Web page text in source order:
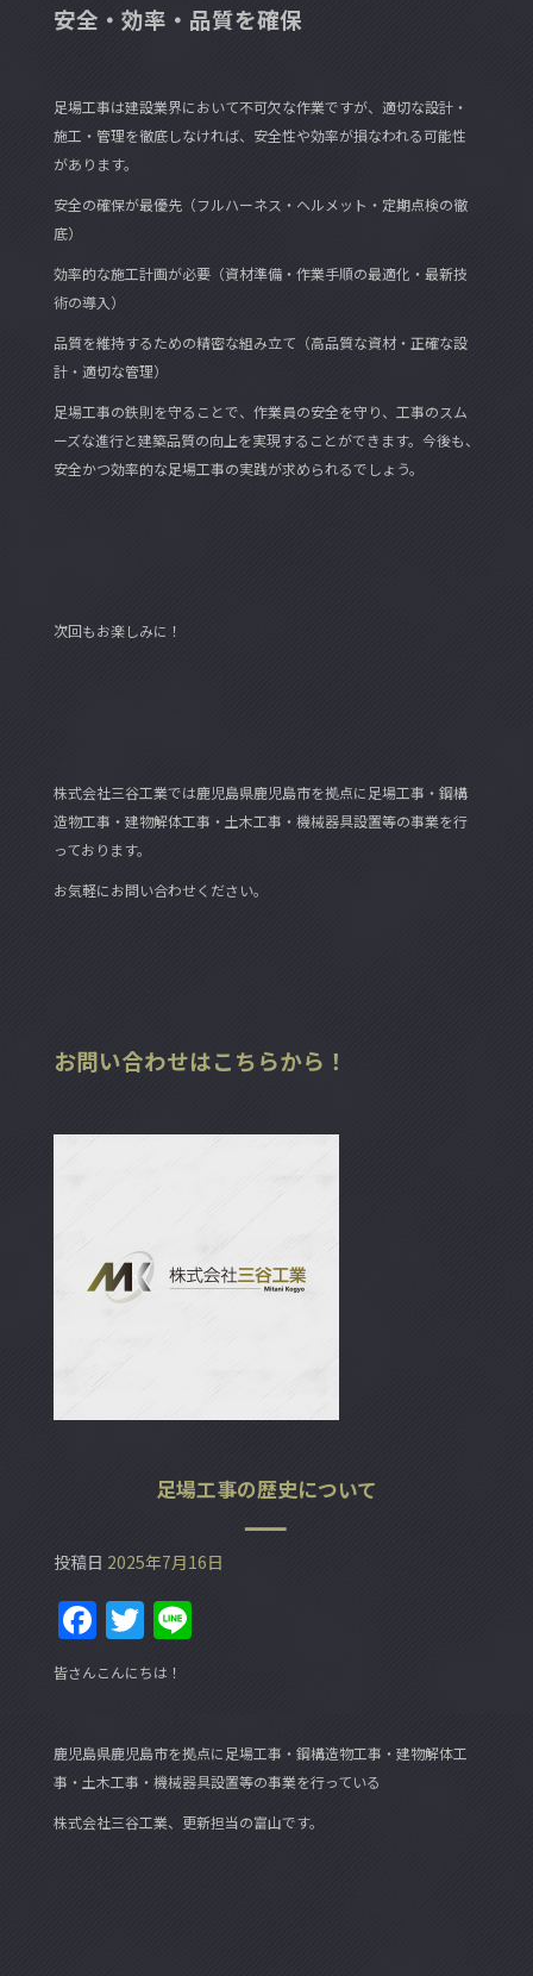
安全・効率・品質を確保
足場工事は建設業界において不可欠な作業ですが、適切な設計・
施工・管理を徹底しなければ、安全性や効率が損なわれる可能性
があります。
安全の確保が最優先（フルハーネス・ヘルメット・定期点検の徹
底）
効率的な施工計画が必要（資材準備・作業手順の最適化・最新技
術の導入）
品質を維持するための精密な組み立て（高品質な資材・正確な設
計・適切な管理）
足場工事の鉄則を守ることで、作業員の安全を守り、工事のスム
ーズな進行と建築品質の向上を実現することができます。今後も、
安全かつ効率的な足場工事の実践が求められるでしょう。
次回もお楽しみに！
株式会社三谷工業では鹿児島県鹿児島市を拠点に足場工事・鋼構
造物工事・建物解体工事・土木工事・機械器具設置等の事業を行
っております。
お気軽にお問い合わせください。
お問い合わせはこちらから！
足場工事の歴史について
投稿日 2025年7月16日
F
a
c
e
b
o
o
T
w
itt
er
Li
皆さんこんにちは！
鹿児島県鹿児島市を拠点に足場工事・鋼構造物工事・建物解体工
事・土木工事・機械器具設置等の事業を行っている
株式会社三谷工業、更新担当の富山です。